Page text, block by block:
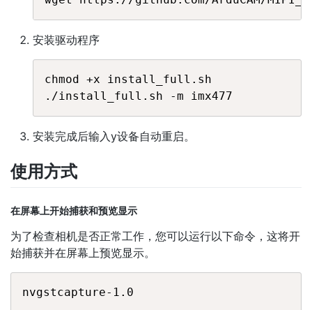
安装驱动程序
chmod +x install_full.sh
安装完成后输入y设备自动重启。
使用方式
在屏幕上开始捕获和预览显示
为了检查相机是否正常工作，您可以运行以下命令，这将开
始捕获并在屏幕上预览显示。